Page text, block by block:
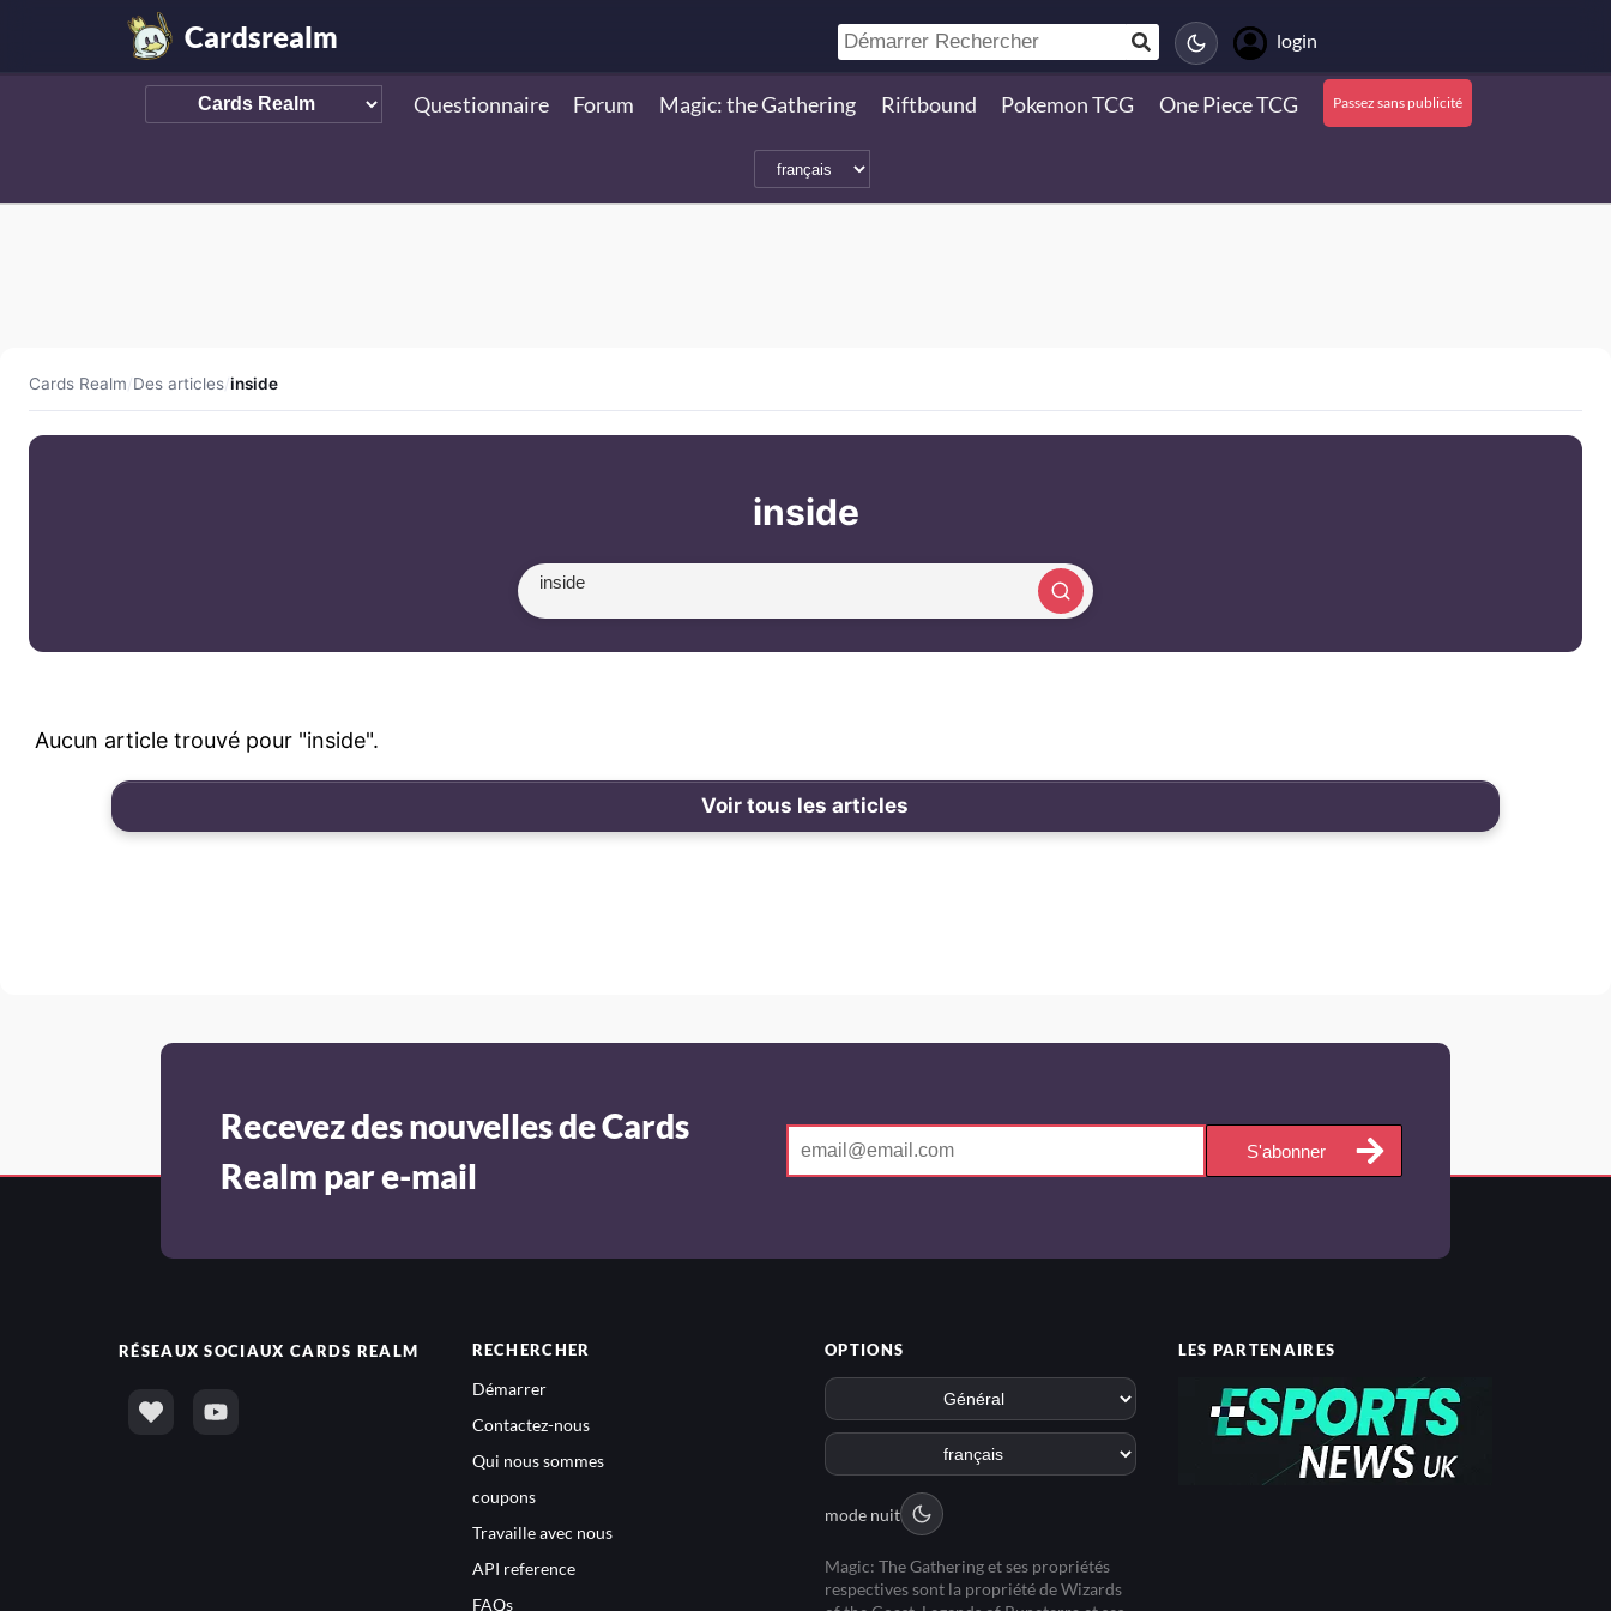
Cardsrealm login
Questionnaire Forum Magic: the Gathering Riftbound Pokemon TCG One Piece TCG Passez sans publicité
Cards Realm/Des articles/inside
inside
Aucun article trouvé pour "inside".
Voir tous les articles
Recevez des nouvelles de Cards
Realm par e-mail
S'abonner
RÉSEAUX SOCIAUX CARDS REALM RECHERCHER
Démarrer
Contactez-nous
Qui nous sommes
coupons
Travaille avec nous
API reference
FAQs
OPTIONS
mode nuit
Magic: The Gathering et ses propriétés
respectives sont la propriété de Wizards
LES PARTENAIRES